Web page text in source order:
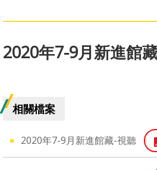
2020年7-9月新進館
相關檔案
2020年7-9月新進館藏-視聽